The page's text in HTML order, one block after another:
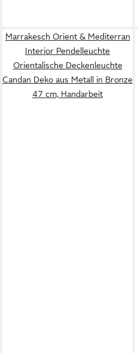
Marrakesch Orient & Mediterran
Interior Pendelleuchte
Orientalische Deckenleuchte
Candan Deko aus Metall in Bronze
47 cm, Handarbeit